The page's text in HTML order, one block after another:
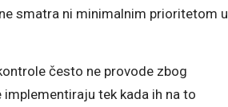
smatra ni minimalnim prioritetom u
često ne provode zbog
tek kada ih na to